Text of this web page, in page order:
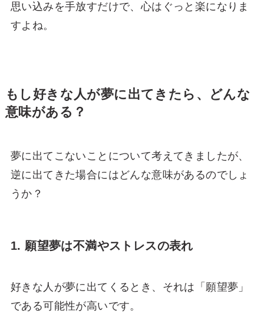
思い込みを手放すだけで、心はぐっと楽になりま
すよね。
もし好きな人が夢に出てきたら、どんな
意味がある？
夢に出てこないことについて考えてきましたが、
逆に出てきた場合にはどんな意味があるのでしょ
うか？
1. 願望夢は不満やストレスの表れ
好きな人が夢に出てくるとき、それは「願望夢」
である可能性が高いです。